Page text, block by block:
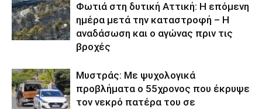
Φωτιά στη δυτική Αττική: Η επόμενη
ημέρα μετά την καταστροφή – Η
αναδάσωση και ο αγώνας πριν τις
βροχές
Μυστράς: Με ψυχολογικά
προβλήματα ο 55χρονος που έκρυψε
τον νεκρό πατέρα του σε